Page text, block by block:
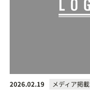
2026.02.19 メディア掲載